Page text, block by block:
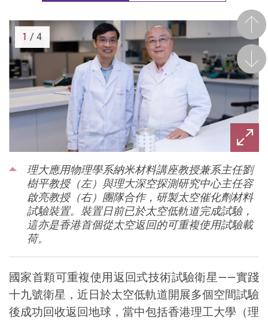
前
理大應用物理學系納米材料講座教授兼系主任劉
樹平教授（左）與理大深空探測研究中心主任容
啟亮教授（右）團隊合作，研製太空催化劑材料
試驗裝置。裝置日前已於太空低軌道完成試驗，
這亦是香港首個從太空返回的可重複使用試驗載
荷。
後一
1 / 4
國家首顆可重複使用返回式技術試驗衛星——實踐
十九號衛星，近日於太空低軌道開展多個空間試驗
後成功回收返回地球，當中包括香港理工大學（理